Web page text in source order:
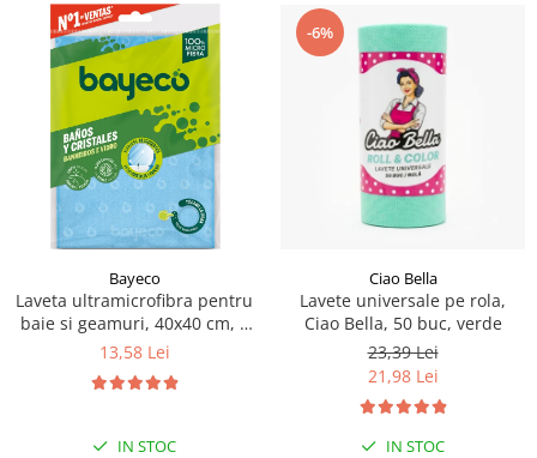
Bayeco
Laveta ultramicrofibra pentru
baie si geamuri, 40x40 cm, 1
buc
13,58 Lei
IN STOC
-6%
Ciao Bella
Lavete universale pe rola,
Ciao Bella, 50 buc, verde
23,39 Lei
21,98 Lei
IN STOC